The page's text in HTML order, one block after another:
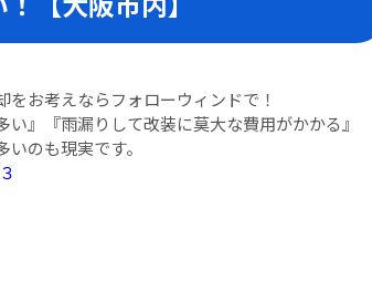
お考えならフォローウィンドで！
』『雨漏りして改装に莫大な費用がかかる』
のも現実です。